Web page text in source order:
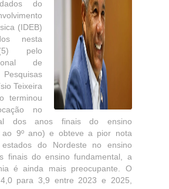
do
(IDEB)
nesta
pelo
de
Teixeira
terminou
no
dos anos finais do ensino
ao 9º ano) e obteve a pior nota
do Nordeste no ensino
finais do ensino fundamental, a
é ainda mais preocupante. O
para 3,9 entre 2023 e 2025,